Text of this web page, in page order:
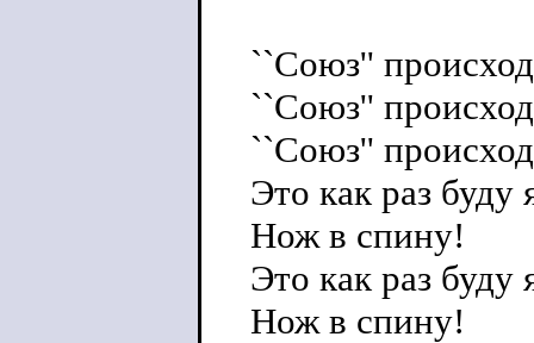
``Союз''
``Союз''
``Союз''
Это как раз буду
Нож в спину!
Это как раз буду
Нож в спину!